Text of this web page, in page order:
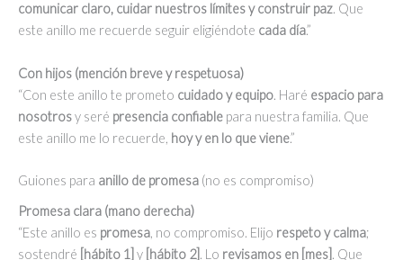
comunicar claro, cuidar nuestros límites y construir paz. Que
este anillo me recuerde seguir eligiéndote cada día.”
Con hijos (mención breve y respetuosa)
“Con este anillo te prometo cuidado y equipo. Haré espacio para
nosotrosy seré presencia confiable para nuestra familia. Que
este anillo me lo recuerde, hoy y en lo que viene.”
Guiones para anillo de promesa (no es compromiso)
Promesa clara (mano derecha)
“Este anillo es promesa, no compromiso. Elijo respeto y calma;
sostendré [hábito 1] y [hábito 2] . Lo revisamos en [mes] . Que